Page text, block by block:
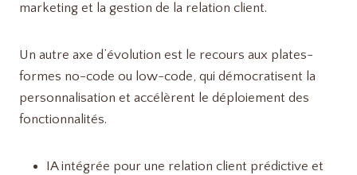
marketing et la gestion de la relation client.
Un autre axe d’évolution est le recours aux plates-
formes no-code ou low-code, qui démocratisent la
personnalisation et accélèrent le déploiement des
fonctionnalités.
IA intégrée pour une relation client prédictive et